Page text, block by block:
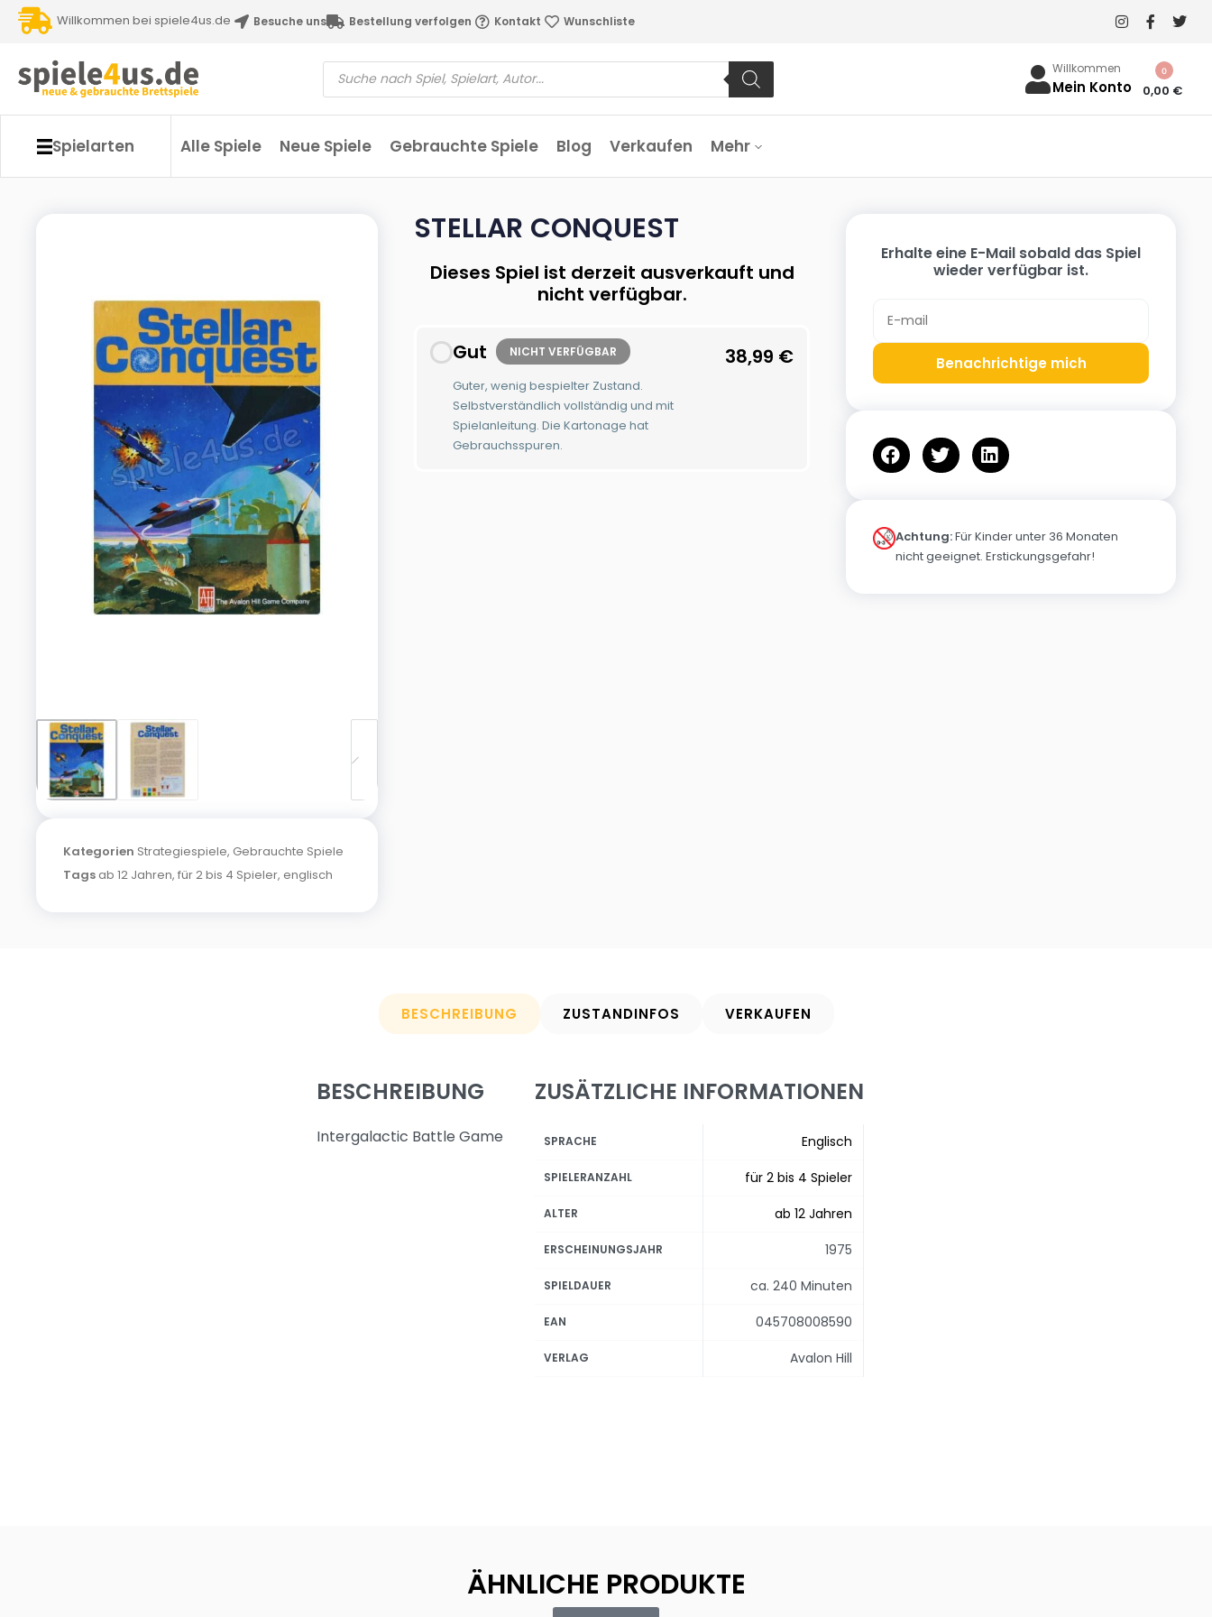
Willkommen bei spiele4us.de Besuche uns Bestellung verfolgen Kontakt Wunschliste
Willkommen
Mein Konto 0,00 €
0
Spielarten Alle Spiele Neue Spiele Gebrauchte Spiele Blog Verkaufen Mehr
Kategorien Strategiespiele, Gebrauchte Spiele
Tags ab 12 Jahren, für 2 bis 4 Spieler, englisch
STELLAR CONQUEST
Dieses Spiel ist derzeit ausverkauft und
nicht verfügbar.
Gut NICHT VERFÜGBAR
Guter, wenig bespielter Zustand.
Selbstverständlich vollständig und mit
Spielanleitung. Die Kartonage hat
Gebrauchsspuren.
38,99 €
Erhalte eine E-Mail sobald das Spiel
wieder verfügbar ist.
Benachrichtige mich
Achtung:Für Kinder unter 36 Monaten
nicht geeignet. Erstickungsgefahr!
BESCHREIBUNG ZUSTANDINFOS VERKAUFEN
BESCHREIBUNG
Intergalactic Battle Game
ZUSÄTZLICHE INFORMATIONEN
SPRACHE Englisch
SPIELERANZAHL für 2 bis 4 Spieler
ALTER ab 12 Jahren
ERSCHEINUNGSJAHR 1975
SPIELDAUER ca. 240 Minuten
EAN 045708008590
VERLAG Avalon Hill
ÄHNLICHE PRODUKTE